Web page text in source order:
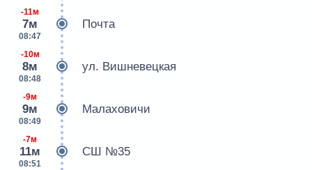
-11м
7м
08:47
Почта
-10м
8м
08:48
ул. Вишневецкая
-9м
9м
08:49
Малаховичи
-7м
11м
08:51
СШ №35